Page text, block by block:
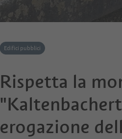
Edifici pubblici
Rispetta la
erogazione